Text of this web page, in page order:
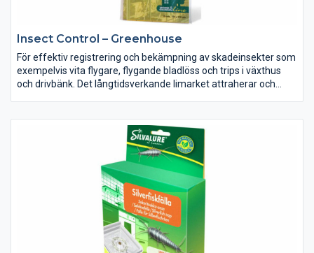
Insect Control – Greenhouse
För effektiv registrering och bekämpning av skadeinsekter som
exempelvis vita flygare, flygande bladlöss och trips i växthus
och drivbänk. Det långtidsverkande limarket attraherar och